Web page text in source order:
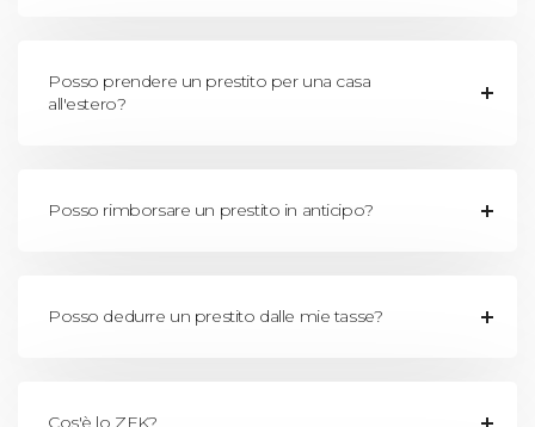
Posso prendere un prestito per una casa
all'estero?
Posso rimborsare un prestito in anticipo?
Posso dedurre un prestito dalle mie tasse?
Cos'è lo ZEK?